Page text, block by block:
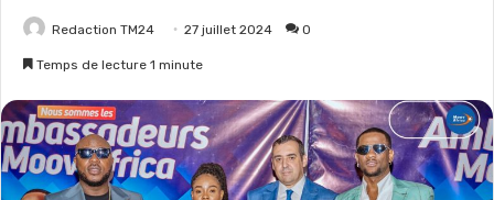
Redaction TM24 27 juillet 2024 0
Temps de lecture 1 minute